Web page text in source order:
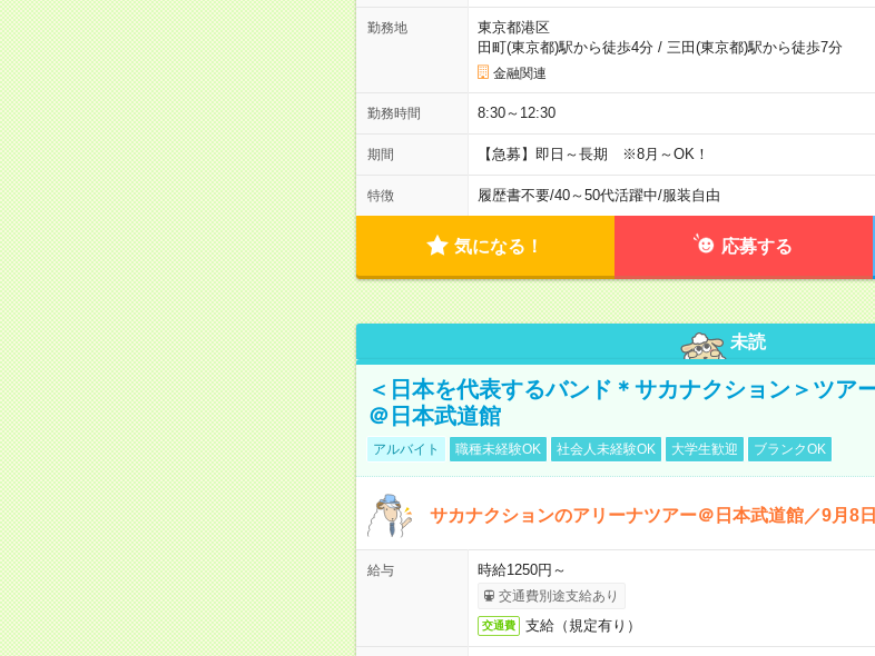
勤務地
東京都港区
田町(東京都)駅から徒歩4分/ 三田(東京都)駅から徒歩7分
金融関連
勤務時間 8:30～12:30
期間 【急募】即日～長期 ※8月～OK！
特徴 履歴書不要/40～50代活躍中/服装自由
気になる！ 応募する
未読
＜日本を代表するバンド＊サカナクション＞ツア
＠日本武道館
アルバイト 職種未経験OK 社会人未経験OK 大学生歓迎 ブランクOK
サカナクションのアリーナツアー＠日本武道館／9月8
給与 時給1250円～
交通費別途支給あり
交通費 支給（規定有り）